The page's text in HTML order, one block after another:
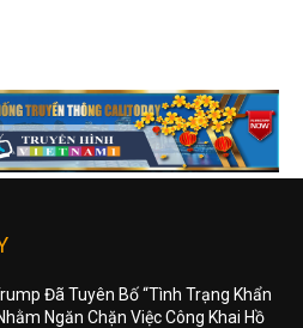
Đã Tuyên Bố “Tình Trạng Khẩn
Ngăn Chặn Việc Công Khai Hồ